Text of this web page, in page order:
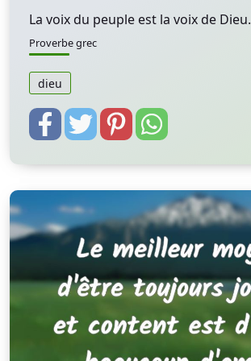
La voix du peuple est la voix de Dieu.
Proverbe grec
dieu